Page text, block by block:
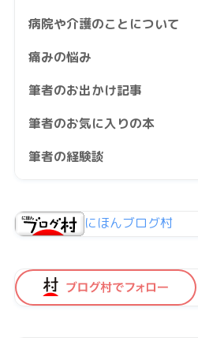
病院や介護のことについて
痛みの悩み
筆者のお出かけ記事
筆者のお気に入りの本
筆者の経験談
にほんブログ村